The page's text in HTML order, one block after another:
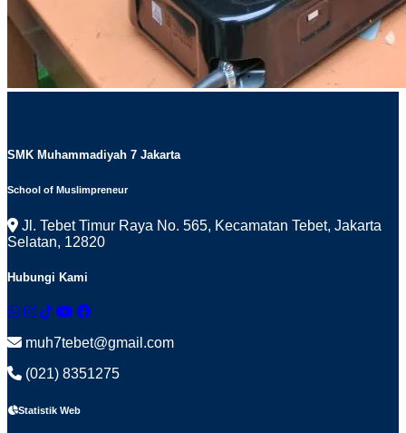
SMK Muhammadiyah 7 Jakarta
School of Muslimpreneur
Jl. Tebet Timur Raya No. 565, Kecamatan Tebet, Jakarta
Selatan, 12820
Hubungi Kami
muh7tebet@gmail.com
(021) 8351275
Statistik Web